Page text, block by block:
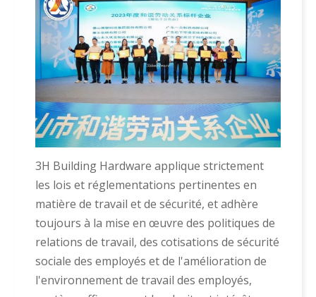
3H Building Hardware applique strictement
les lois et réglementations pertinentes en
matière de travail et de sécurité, et adhère
toujours à la mise en œuvre des politiques de
relations de travail, des cotisations de sécurité
sociale des employés et de l'amélioration de
l'environnement de travail des employés,